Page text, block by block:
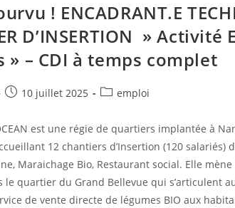
! ENCADRANT.E
D’INSERTION »
» – CDI à temps complet
10 juillet 2025 emploi
est une régie de quartiers implantée à
12 chantiers d’Insertion (120 salariés)
Maraichage Bio, Restaurant social. Elle
le quartier du Grand Bellevue qui s’articulent
de vente directe de légumes BIO aux